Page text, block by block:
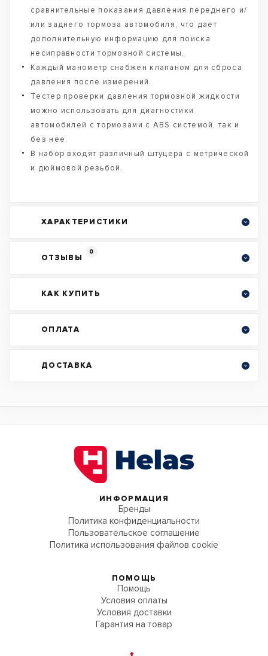
сравнительные показания давления переднего и/
или заднего тормоза автомобиля, что дает
дополнительную информацию для поиска
несиправности тормозной системы.
Каждый манометр снабжен клапаном для сброса
давления после измерений.
Тестер проверки давления тормозной жидкости
можно использовать для диагностики
автомобилей с тормозами с ABS системой, так и
без нее.
В набор входят различный штуцера с метрической
и дюймовой резьбой.
ХАРАКТЕРИСТИКИ
ОТЗЫВЫ
0
КАК КУПИТЬ
ОПЛАТА
ДОСТАВКА
ИНФОРМАЦИЯ
Бренды
Политика конфиденциальности
Пользовательское соглашение
Политика использования файлов cookie
ПОМОЩЬ
Помощь
Условия оплаты
Условия доставки
Гарантия на товар